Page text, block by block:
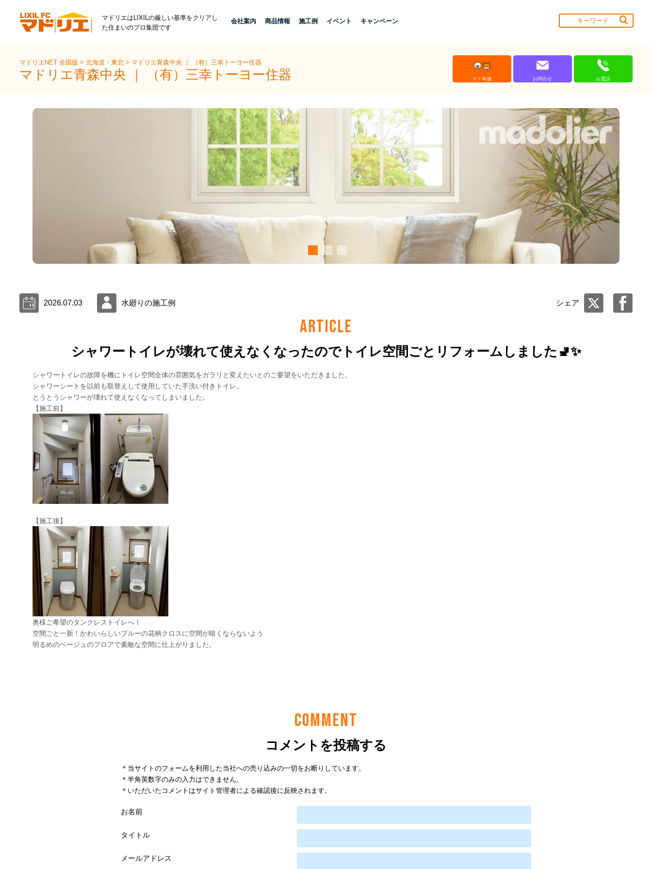
マドリエはLIXILの厳しい基準をクリアし
た住まいのプロ集団です
会社案内 商品情報 施工例 イベント キャンペーン
マドリエNET 全国版>北海道・東北> マドリエ青森中央 ｜ （有）三幸トーヨー住器
マドリエ青森中央 ｜ （有）三幸トーヨー住器 マド本舗 お問合せ お電話
2026.07.03 水廻りの施工例 シェア
ARTICLE
シャワートイレが壊れて使えなくなったのでトイレ空間ごとリフォームしました🚽✨
COMMENT
コメントを投稿する
＊当サイトのフォームを利用した当社への売り込みの一切をお断りしています。
＊半角英数字のみの入力はできません。
＊いただいたコメントはサイト管理者による確認後に反映されます。
お名前
タイトル
メールアドレス